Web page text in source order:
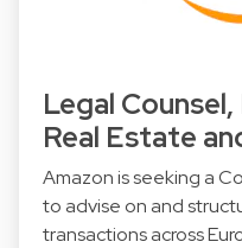
Legal
Real Estate
Amazon is seeking a
to advise on and
transactions across